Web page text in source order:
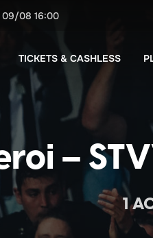
09/08 16:00
TICKETS & CASHLESS
–
1